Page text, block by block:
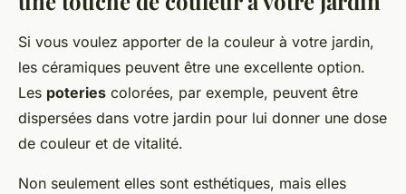
Si vous voulez apporter de la couleur à votre jardin,
les céramiques peuvent être une excellente option.
Les poteries colorées, par exemple, peuvent être
dispersées dans votre jardin pour lui donner une dose
de couleur et de vitalité.
Non seulement elles sont esthétiques, mais elles